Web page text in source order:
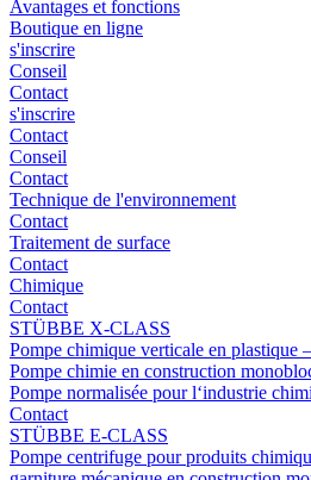
Avantages et fonctions
Boutique en ligne
s'inscrire
Conseil
Contact
s'inscrire
Contact
Conseil
Contact
Technique de l'environnement
Contact
Traitement de surface
Contact
Chimique
Contact
STÜBBE X-CLASS
Pompe chimique verticale en plastique
Pompe chimie en construction
Pompe normalisée pour l‘industrie
Contact
STÜBBE E-CLASS
Pompe centrifuge pour produits